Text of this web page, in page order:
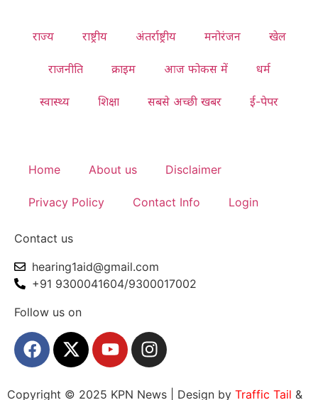
राज्य राष्ट्रीय अंतर्राष्ट्रीय मनोरंजन खेल
राजनीति क्राइम आज फोकस में धर्म
स्वास्थ्य शिक्षा सबसे अच्छी खबर ई-पेपर
Home About us Disclaimer
Privacy Policy Contact Info Login
Contact us
hearing1aid@gmail.com
+91 9300041604/9300017002
Follow us on
Copyright © 2025 KPN News | Design by Traffic Tail &